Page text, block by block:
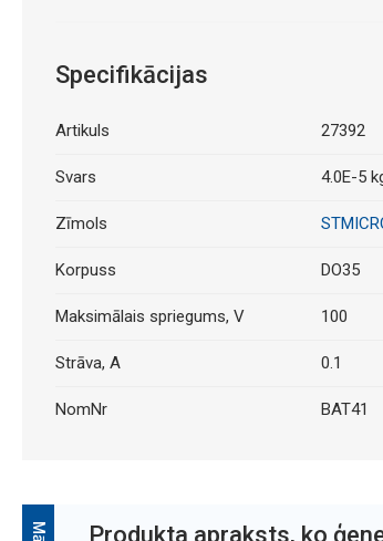
Specifikācijas
Artikuls 27392
Svars 4.0E-5
Zīmols
Korpuss DO35
Maksimālais spriegums, V 100
Strāva, A 0.1
NomNr BAT41
Produkta apraksts, ko